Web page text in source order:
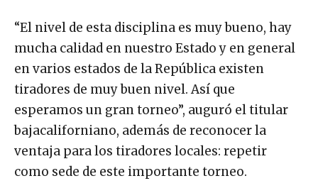
“El nivel de esta disciplina es muy bueno, hay
mucha calidad en nuestro Estado y en general
en varios estados de la República existen
tiradores de muy buen nivel. Así que
esperamos un gran torneo”, auguró el titular
bajacaliforniano, además de reconocer la
ventaja para los tiradores locales: repetir
como sede de este importante torneo.